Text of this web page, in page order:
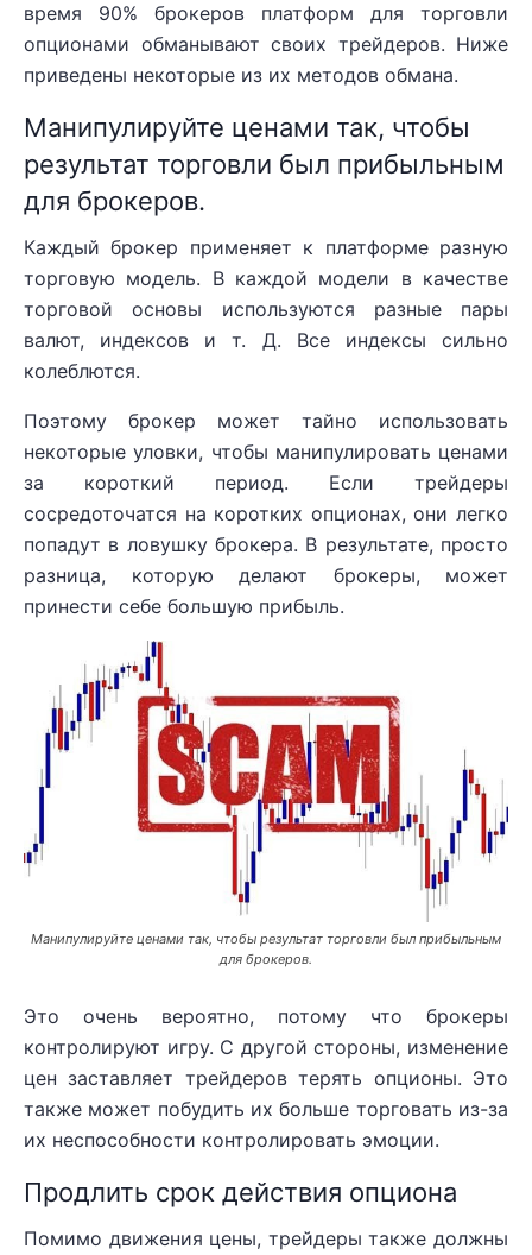
время 90% брокеров платформ для торговли
опционами обманывают своих трейдеров. Ниже
приведены некоторые из их методов обмана.
Манипулируйте ценами так, чтобы
результат торговли был прибыльным
для брокеров.
Каждый брокер применяет к платформе разную
торговую модель. В каждой модели в качестве
торговой основы используются разные пары
валют, индексов и т. Д. Все индексы сильно
колеблются.
Поэтому брокер может тайно использовать
некоторые уловки, чтобы манипулировать ценами
за короткий период. Если трейдеры
сосредоточатся на коротких опционах, они легко
попадут в ловушку брокера. В результате, просто
разница, которую делают брокеры, может
принести себе большую прибыль.
Манипулируйте ценами так, чтобы результат торговли был прибыльным
для брокеров.
Это очень вероятно, потому что брокеры
контролируют игру. С другой стороны, изменение
цен заставляет трейдеров терять опционы. Это
также может побудить их больше торговать из-за
их неспособности контролировать эмоции.
Продлить срок действия опциона
Помимо движения цены, трейдеры также должны